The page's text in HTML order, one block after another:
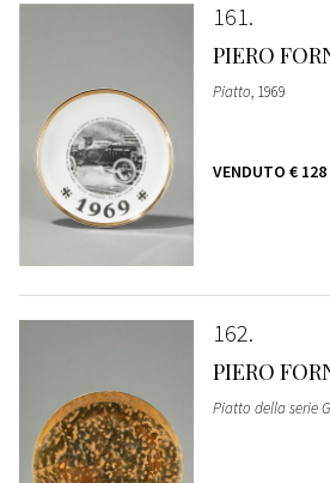
161
PIERO
Piatto, 1969
VENDUTO € 128
162
PIERO
Piatto della serie